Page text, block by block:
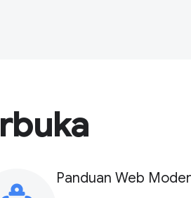
Panduan Web